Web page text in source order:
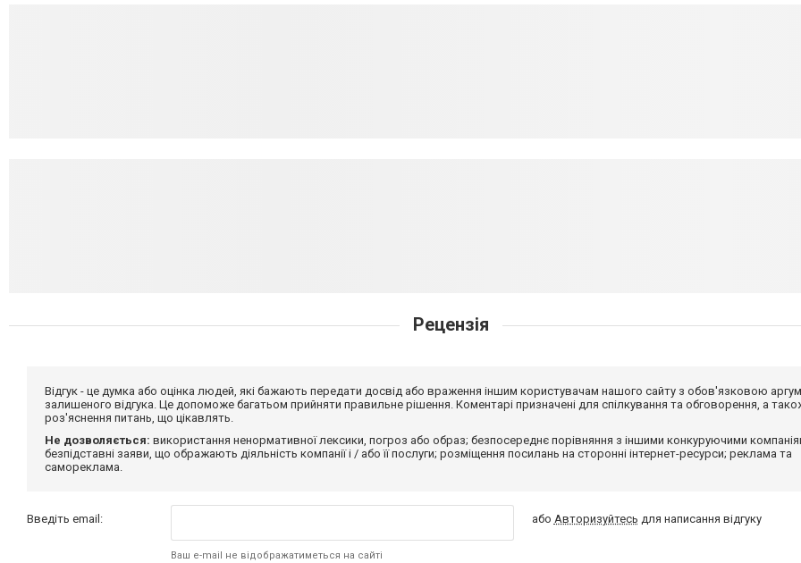
Рецензія
Відгук - це думка або оцінка людей, які бажають передати досвід або враження іншим користувачам нашого сайту з обов'язковою
залишеного відгука. Це допоможе багатьом прийняти правильне рішення. Коментарі призначені для спілкування та обговорення, а
роз'яснення питань, що цікавлять.
Не дозволяється: використання ненормативної лексики, погроз або образ; безпосереднє порівняння з іншими конкуруючими
безпідставні заяви, що ображають діяльність компанії і / або її послуги; розміщення посилань на сторонні інтернет-ресурси; реклама та
самореклама.
Введіть email:
Ваш e-mail не відображатиметься на сайті
або Авторизуйтесь для написання відгуку